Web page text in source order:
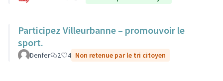
Participez Villeurbanne – promouvoir le
sport.
Denfer 2 4 Non retenue par le tri citoyen